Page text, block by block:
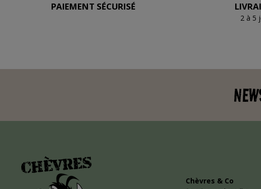
PAIEMENT SÉCURISÉ
2 à 5
Chèvres & Co